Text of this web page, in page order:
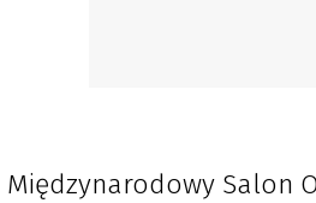
Międzynarodowy Salon